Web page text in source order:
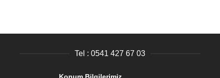
Tel : 0541 427 67 03